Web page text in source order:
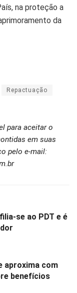
na proteção a
da
Repactuação
para aceitar o
em suas
pelo e-mail:
se ao PDT e é
aproxima com
benefícios